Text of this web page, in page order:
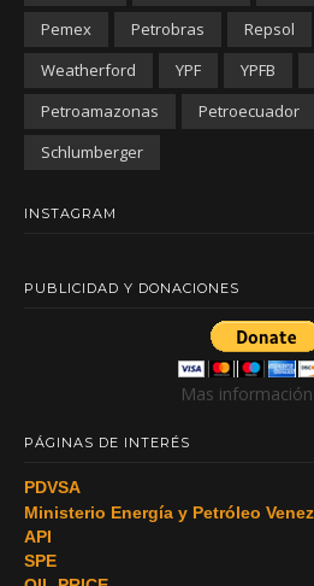
Pemex
Petrobras Repsol
Weatherford
YPF YPFB
Petroamazonas
Petroecuador
Schlumberger
INSTAGRAM
PUBLICIDAD Y DONACIONES
Mas información
PÁGINAS DE INTERÉS
PDVSA
Ministerio Energía y Petróleo
API
SPE